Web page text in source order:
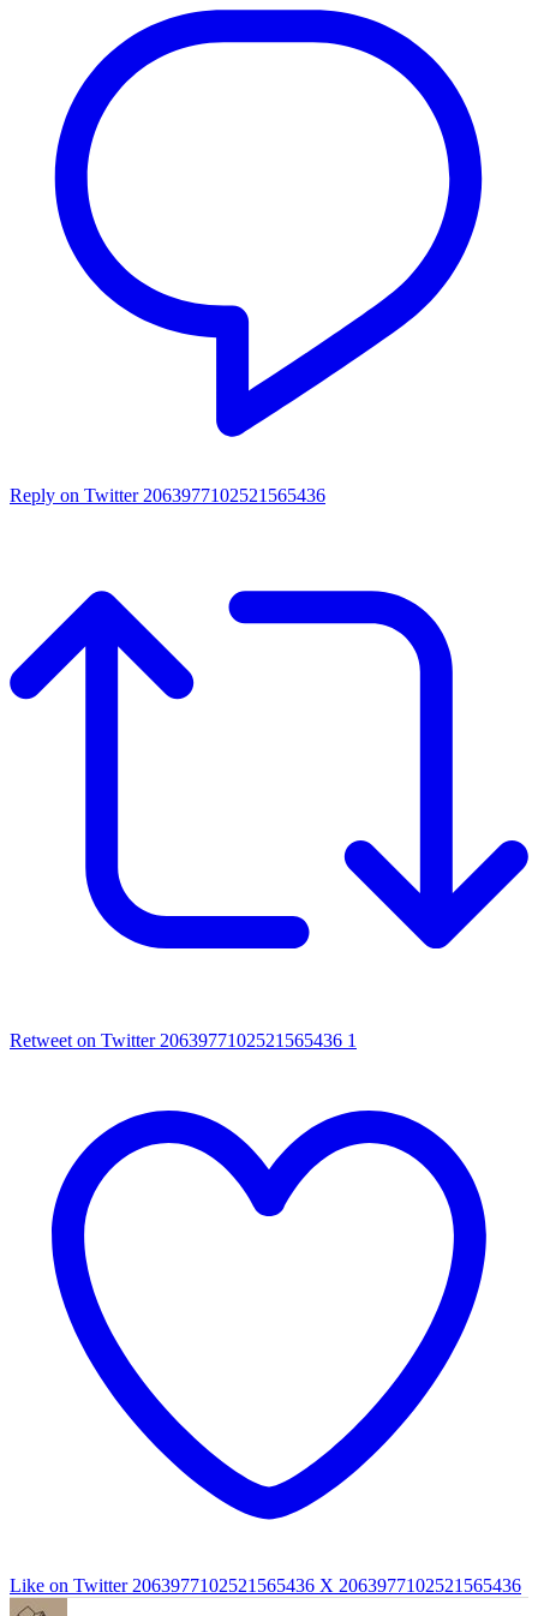
Reply on Twitter 2063977102521565436
Retweet on Twitter 2063977102521565436 1
Like on Twitter 2063977102521565436 X 2063977102521565436